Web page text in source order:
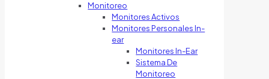
Monitoreo
Monitores Activos
Monitores Personales In-
ear
Monitores In-Ear
Sistema De
Monitoreo